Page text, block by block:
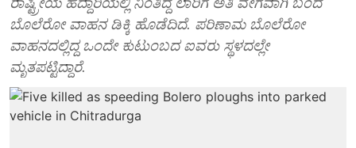
ಬೊಲೆರೋ ವಾಹನ ಡಿಕ್ಕಿ ಹೊಡೆದಿದೆ. ಪರಿಣಾಮ ಬೊಲೆರೋ
ವಾಹನದಲ್ಲಿದ್ದ ಒಂದೇ ಕುಟುಂಬದ ಐವರು ಸ್ಥಳದಲ್ಲೇ
ಮೃತಪಟ್ಟಿದ್ದಾರೆ.